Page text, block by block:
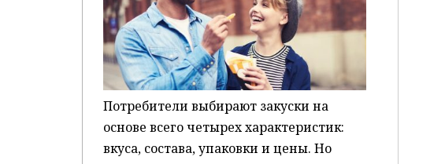
Потребители выбирают закуски на
основе всего четырех характеристик:
вкуса, состава, упаковки и цены. Но